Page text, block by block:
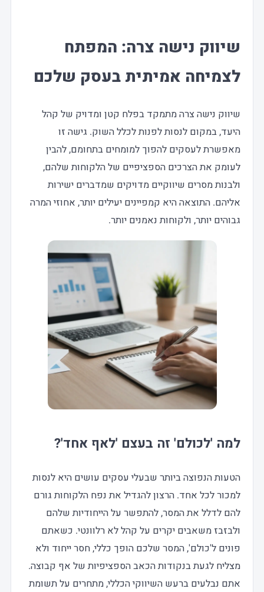
שיווק נישה צרה: המפתח
לצמיחה אמיתית בעסק שלכם
שיווק נישה צרה מתמקד בפלח קטן ומדויק של קהל
היעד, במקום לנסות לפנות לכלל השוק. גישה זו
מאפשרת לעסקים להפוך למומחים בתחומם, להבין
לעומק את הצרכים הספציפיים של הלקוחות שלהם,
ולבנות מסרים שיווקיים מדויקים שמדברים ישירות
אליהם. התוצאה היא קמפיינים יעילים יותר, אחוזי המרה
גבוהים יותר, ולקוחות נאמנים יותר.
למה 'לכולם' זה בעצם 'לאף אחד'?
הטעות הנפוצה ביותר שבעלי עסקים עושים היא לנסות
למכור לכל אחד. הרצון להגדיל את נפח הלקוחות גורם
להם לדלל את המסר, להתפשר על הייחודיות שלהם
ולבזבז משאבים יקרים על קהל לא רלוונטי. כשאתם
פונים ל'כולם', המסר שלכם הופך כללי, חסר ייחוד ולא
מצליח לגעת בנקודות הכאב הספציפיות של אף קבוצה.
אתם נבלעים ברעש השיווקי הכללי, מתחרים על תשומת